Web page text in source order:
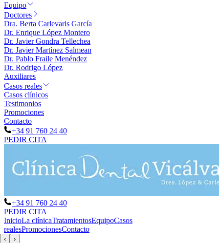
Equipo
Doctores
Dra. Berta Carlevaris García
Dr. Enrique López Montero
Dr. Javier Gondra Tellechea
Dr. Javier Martínez Salmean
Dr. Pablo Fraile Menéndez
Dr. Rodrigo López
Auxiliares
Casos reales
Casos clínicos
Testimonios
Promociones
Contacto
+34 91 760 24 40
PEDIR CITA
+34 91 760 24 40
PEDIR CITA
InicioLa clínicaTratamientosEquipoCasos
realesPromocionesContacto
‹ ›